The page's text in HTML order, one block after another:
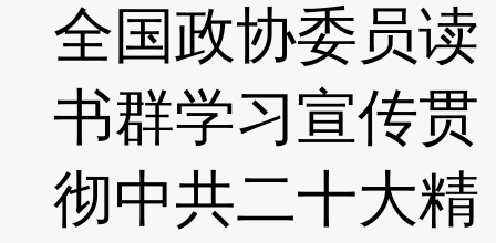
全国政协委员读
书群学习宣传贯
彻中共二十大精